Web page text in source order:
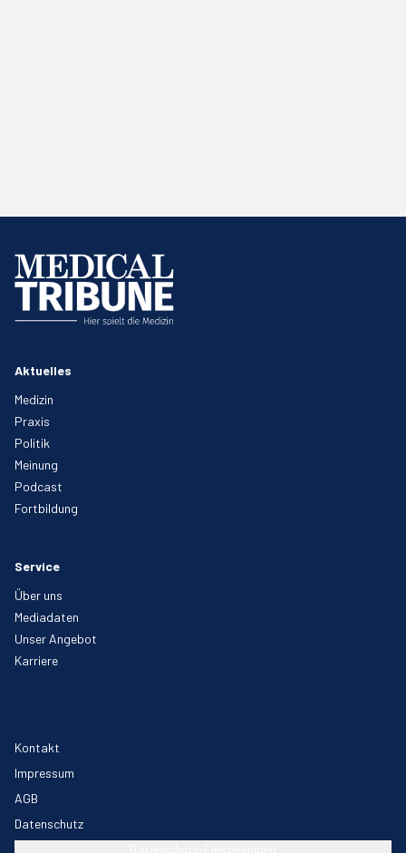
Aktuelles
Medizin
Praxis
Politik
Meinung
Podcast
Fortbildung
Service
Über uns
Mediadaten
Unser Angebot
Karriere
Kontakt
Impressum
AGB
Datenschutz